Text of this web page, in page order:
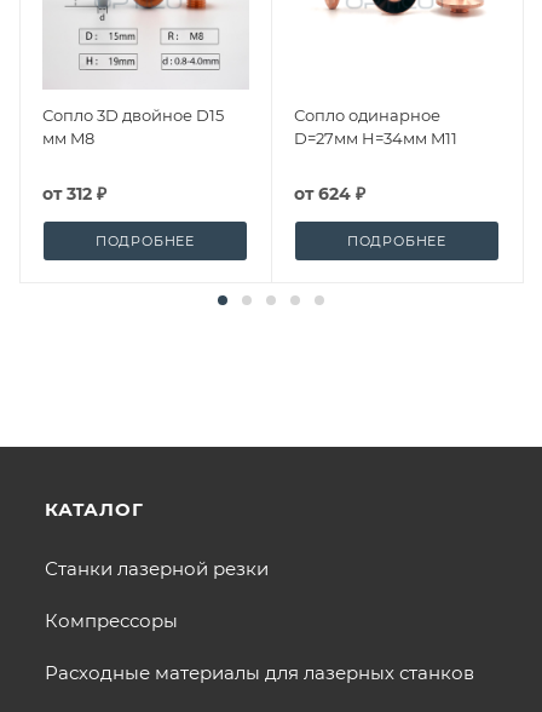
Сопло 3D двойное D15
мм M8
от312 ₽
ПОДРОБНЕЕ
Сопло одинарное
D=27мм H=34мм M11
от624 ₽
ПОДРОБНЕЕ
КАТАЛОГ
Станки лазерной резки
Компрессоры
Расходные материалы для лазерных станков